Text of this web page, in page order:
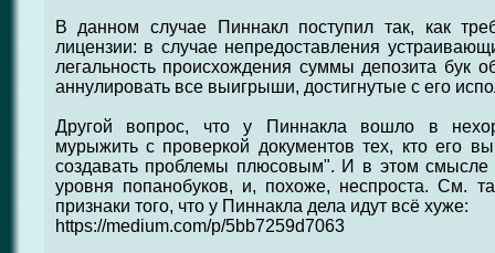
В данном случае Пиннакл поступил так, как
лицензии: в случае непредоставления
легальность происхождения суммы депозита бук
аннулировать все выигрыши, достигнутые с его
Другой вопрос, что у Пиннакла вошло в
мурыжить с проверкой документов тех, кто его
создавать проблемы плюсовым". И в этом смысле
уровня попанобуков, и, похоже, неспроста. См.
признаки того, что у Пиннакла дела идут всё хуже:
https://medium.com/p/5bb7259d7063